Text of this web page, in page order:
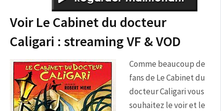
Voir Le Cabinet du docteur
Caligari : streaming VF & VOD
Comme beaucoup de
fans de Le Cabinet du
docteur Caligari vous
souhaitez le voir et le